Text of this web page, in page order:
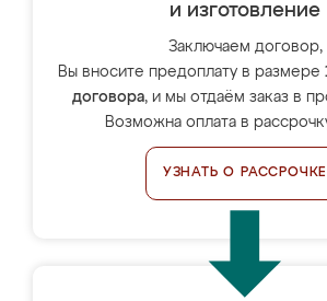
и изготовление
Заключаем договор,
Вы вносите предоплату в размере
договора, и мы отдаём заказ в
Возможна оплата в
УЗНАТЬ О РАССРОЧКЕ